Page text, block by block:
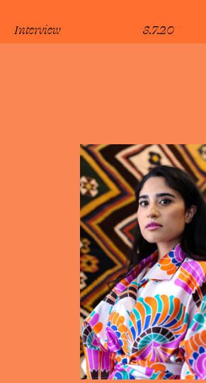
Interview 8.7.20